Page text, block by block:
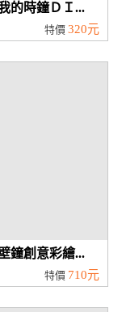
的時鐘ＤＩ...
特價 320元
鐘創意彩繪...
特價 710元